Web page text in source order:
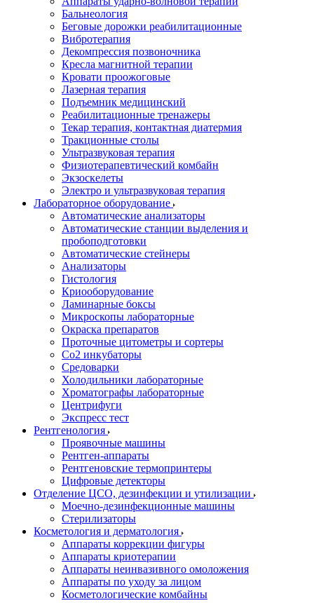
Бальнеология
Беговые дорожки реабилитационные
Вибротерапия
Декомпрессия позвоночника
Кресла магнитной терапии
Кровати проожоговые
Лазерная терапия
Подъемник медицинский
Реабилитационные тренажеры
Текар терапия, контактная диатермия
Тракционные столы
Ультразвуковая терапия
Физиотерапевтический комбайн
Экзоскелеты
Электро и ультразвуковая терапия
Лабораторное оборудование
Автоматические анализаторы
Автоматические станции выделения и
пробоподготовки
Автоматические стейнеры
Анализаторы
Гистология
Криооборудование
Ламинарные боксы
Микроскопы лабораторные
Окраска препаратов
Проточные цитометры и сортеры
Со2 инкубаторы
Средоварки
Холодильники лабораторные
Хроматографы лабораторные
Центрифуги
Экспресс тест
Рентгенология
Проявочные машины
Рентген-аппараты
Рентгеновские термопринтеры
Цифровые детекторы
Отделение ЦСО, дезинфекции и утилизации
Моечно-дезинфекционные машины
Стерилизаторы
Косметология и дерматология
Аппараты коррекции фигуры
Аппараты криотерапии
Аппараты неинвазивного омоложения
Аппараты по уходу за лицом
Косметологические комбайны